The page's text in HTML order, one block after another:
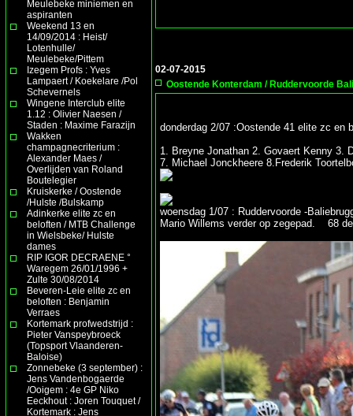
Meulebeke miniemen en
aspiranten
Weekend 13 en
14/09/2014 : Heist/
Lotenhulle/
Meulebeke/Pittem
Izegem Profs : Yves
Lampaert / Koekelare /Pol
Schevernels
Wingene Interclub elite
1.12 : Olivier Naesen /
Staden : Maxime Farazijn
Wakken
champagnecriterium :
Alexander Maes /
Overlijden van Roland
Boutelegier
Kruiskerke / Oostende
/Hulste /Bulskamp
Adinkerke elite zc en
beloften / MTB Challenge
in Wielsbeke/ Hulste
dames
RIP IGOR DECRAENE °
Waregem 26/01/1996 +
Zulte 30/08/2014
Beveren-Leie elite zc en
beloften : Benjamin
Verraes
Kortemark profwedstrijd :
Pieter Vanspeybroeck
(Topsport Vlaanderen-
Baloise)
Zonnebeke (3 september) :
Jens Vandenbogaerde
/Ooigem : 4e GP Niko
Eeckhout : Joren Touquet /
Kortemark : Jens
02-07-2015
Oostende Konterdam / Ruddervoorde
donderdag 2/07 :Oostende 41 elite zc en
1. Breyne Jonathan 2. Govaert Kenny 3.
7. Michael Jonckheere 8.Frederik
woensdag 1/07 : Ruddervoorde -
Mario Willems verder op zegepad. 68